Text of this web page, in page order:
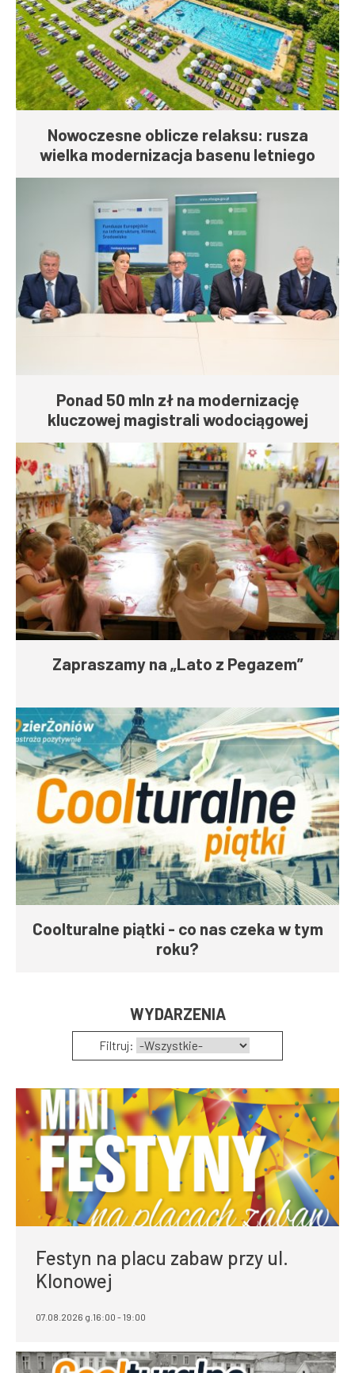
Nowoczesne oblicze relaksu: rusza
wielka modernizacja basenu letniego
Ponad 50 mln zł na modernizację
kluczowej magistrali wodociągowej
Zapraszamy na „Lato z Pegazem”
Coolturalne piątki - co nas czeka w tym
roku?
WYDARZENIA
Filtruj:
Festyn na placu zabaw przy ul.
Klonowej
07.08.2026 g.16:00 - 19:00